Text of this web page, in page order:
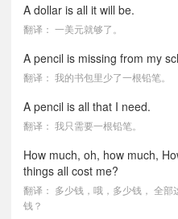
A dollar is all it will be.
翻译： 一美元就够了。
A pencil is missing from my
翻译： 我的书包里少了一根铅笔。
A pencil is all that I need.
翻译： 我只需要一根铅笔。
How much, oh, how much,
things all cost me?
翻译： 多少钱，哦，多少钱， 全部
钱？